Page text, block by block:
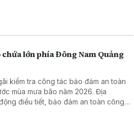
lớn phía Đông Nam Quảng
kiểm tra công tác bảo đảm an toàn
mùa mưa bão năm 2026. Địa
điều tiết, bảo đảm an toàn công